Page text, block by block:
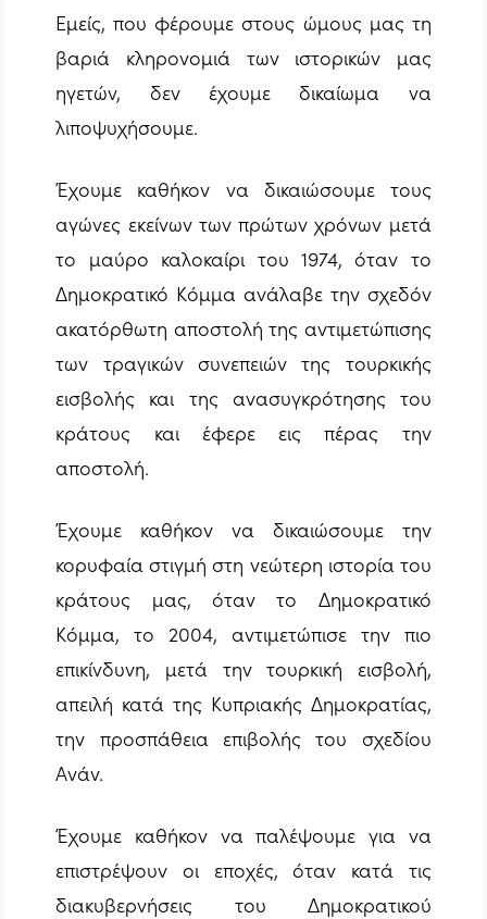
Εμείς, που φέρουμε στους ώμους μας τη
βαριά κληρονομιά των ιστορικών μας
ηγετών, δεν έχουμε δικαίωμα να
λιποψυχήσουμε.
Έχουμε καθήκον να δικαιώσουμε τους
αγώνες εκείνων των πρώτων χρόνων μετά
το μαύρο καλοκαίρι του 1974, όταν το
Δημοκρατικό Κόμμα ανάλαβε την σχεδόν
ακατόρθωτη αποστολή της αντιμετώπισης
των τραγικών συνεπειών της τουρκικής
εισβολής και της ανασυγκρότησης του
κράτους και έφερε εις πέρας την
αποστολή.
Έχουμε καθήκον να δικαιώσουμε την
κορυφαία στιγμή στη νεώτερη ιστορία του
κράτους μας, όταν το Δημοκρατικό
Κόμμα, το 2004, αντιμετώπισε την πιο
επικίνδυνη, μετά την τουρκική εισβολή,
απειλή κατά της Κυπριακής Δημοκρατίας,
την προσπάθεια επιβολής του σχεδίου
Ανάν.
Έχουμε καθήκον να παλέψουμε για να
επιστρέψουν οι εποχές, όταν κατά τις
διακυβερνήσεις του Δημοκρατικού